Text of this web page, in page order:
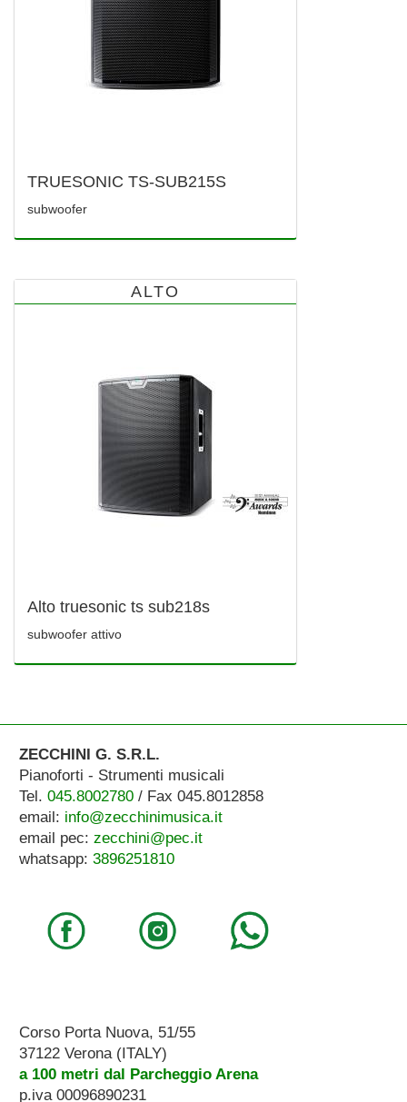
TRUESONIC TS-SUB215S
subwoofer
ALTO
Alto truesonic ts sub218s
subwoofer attivo
ZECCHINI G. S.R.L.
Pianoforti - Strumenti musicali
Tel. 045.8002780/ Fax 045.8012858
email: info@zecchinimusica.it
email pec: zecchini@pec.it
whatsapp: 3896251810
Corso Porta Nuova, 51/55
37122 Verona (ITALY)
a 100 metri dal Parcheggio Arena
p.iva 00096890231